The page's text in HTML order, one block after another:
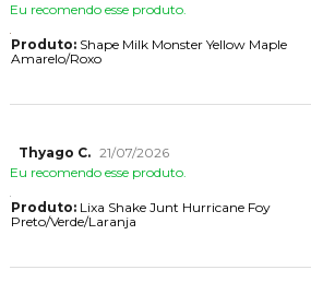
Eu recomendo esse produto.
Produto:Shape Milk Monster Yellow Maple
Amarelo/Roxo
Thyago C. 21/07/2026
Eu recomendo esse produto.
Produto:Lixa Shake Junt Hurricane Foy
Preto/Verde/Laranja